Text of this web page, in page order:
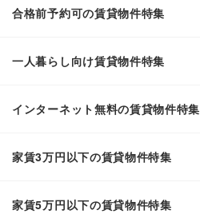
合格前予約可の賃貸物件特集
一人暮らし向け賃貸物件特集
インターネット無料の賃貸物件特集
家賃3万円以下の賃貸物件特集
家賃5万円以下の賃貸物件特集